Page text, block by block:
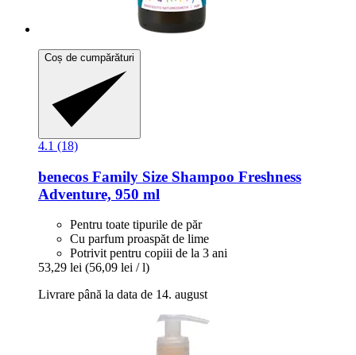
Coș de cumpărături
4.1 (18)
benecos Family Size Shampoo Freshness
Adventure, 950 ml
Pentru toate tipurile de păr
Cu parfum proaspăt de lime
Potrivit pentru copiii de la 3 ani
53,29 lei (56,09 lei / l)
Livrare până la data de 14. august